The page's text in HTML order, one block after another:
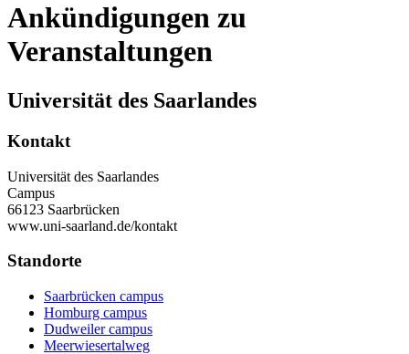
Ankündigungen zu
Veranstaltungen
Universität des Saarlandes
Kontakt
Universität des Saarlandes
Campus
66123 Saarbrücken
www.uni-saarland.de/kontakt
Standorte
Saarbrücken campus
Homburg campus
Dudweiler campus
Meerwiesertalweg